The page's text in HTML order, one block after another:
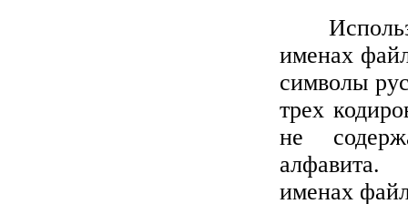
именах
символы
трех
не
алфавита.
именах